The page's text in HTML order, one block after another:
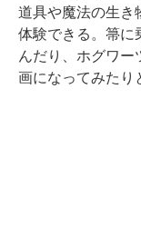
道具や魔法の生き
体験できる。箒に
んだり、ホグワー
画になってみたり